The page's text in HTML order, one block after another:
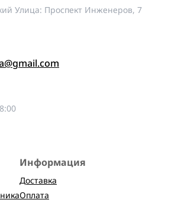
Улица: Проспект Инженеров, 7
Информация
Доставка
Оплата